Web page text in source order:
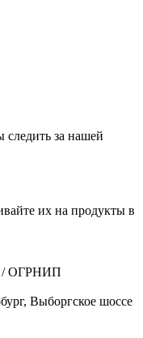
следить за нашей
их на продукты в
/ ОГРНИП
Выборгское шоссе